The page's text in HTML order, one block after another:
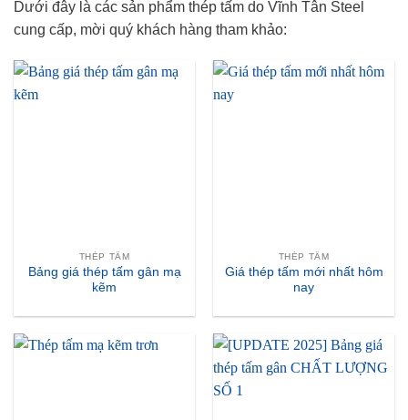
Dưới đây là các sản phẩm thép tấm do Vĩnh Tân Steel
cung cấp, mời quý khách hàng tham khảo:
THÉP TẤM
Bảng giá thép tấm gân mạ
kẽm
THÉP TẤM
Giá thép tấm mới nhất hôm
nay